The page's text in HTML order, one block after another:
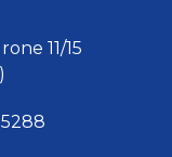
11/15